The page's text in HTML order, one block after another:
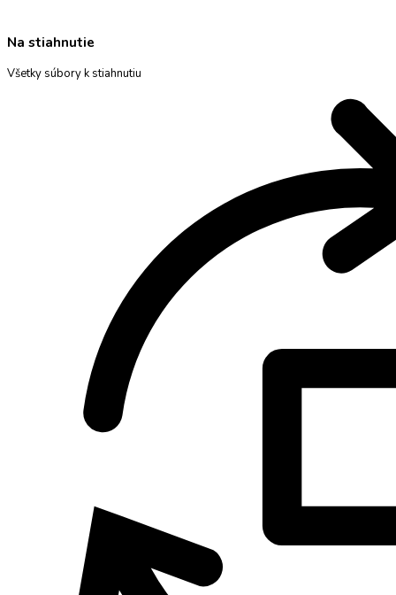
Na stiahnutie
Všetky súbory k stiahnutiu